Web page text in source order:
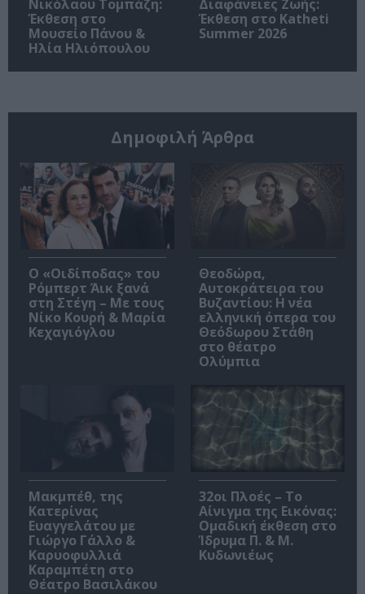
Νικόλαου Τομπάζη:
Έκθεση στο
Μουσείο Πάνου &
Ηλία Ηλιόπουλου
Διαφάνειες Ζωής:
Έκθεση στο Katheti
Summer 2026
Δημοφιλή Άρθρα
O «Οιδίποδας» του
Ρόμπερτ Άικ ξανά
στη Στέγη – Με τους
Νίκο Κουρή & Μαρία
Κεχαγιόγλου
Θεοδώρα,
Αυτοκράτειρα του
Βυζαντίου: Η νέα
ελληνική όπερα του
Θεόδωρου Στάθη
στο θέατρο
Ολύμπια
Μακμπέθ, της
Κατερίνας
Ευαγγελάτου με
Γιώργο Γάλλο &
Καρυοφυλλιά
Καραμπέτη στο
Θέατρο Βασιλάκου
32οι Πλοές – Το
Αίνιγμα της Εικόνας:
Ομαδική έκθεση στο
Ίδρυμα Π. & Μ.
Κυδωνιέως